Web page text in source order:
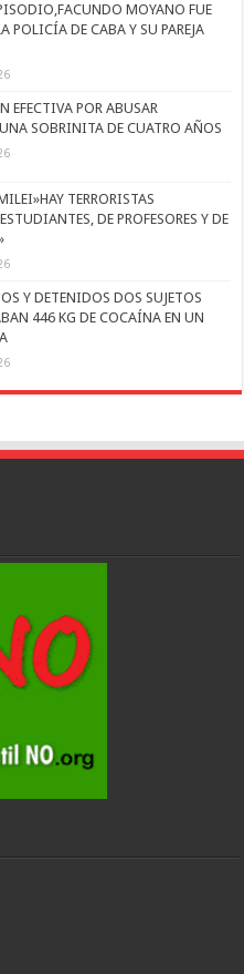
MOYANO FUE
POLICÍA DE CABA Y SU PAREJA
EFECTIVA POR ABUSAR
SOBRINITA DE CUATRO AÑOS
TERRORISTAS
DE PROFESORES Y DE
Y DETENIDOS DOS SUJETOS
446 KG DE COCAÍNA EN UN